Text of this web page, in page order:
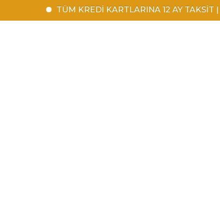
TÜM KREDİ KARTLARINA 12 AY TAKSİT | 1500